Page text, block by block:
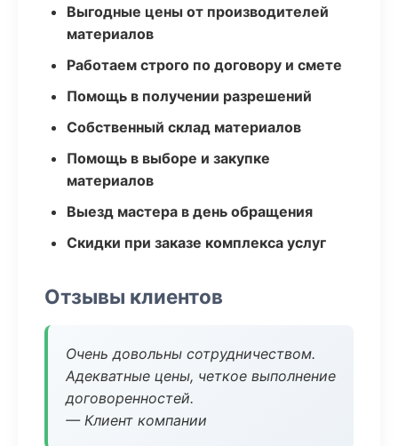
Выгодные цены от производителей
материалов
Работаем строго по договору и смете
Помощь в получении разрешений
Собственный склад материалов
Помощь в выборе и закупке
материалов
Выезд мастера в день обращения
Скидки при заказе комплекса услуг
Отзывы клиентов
Очень довольны сотрудничеством.
Адекватные цены, четкое выполнение
договоренностей.
— Клиент компании